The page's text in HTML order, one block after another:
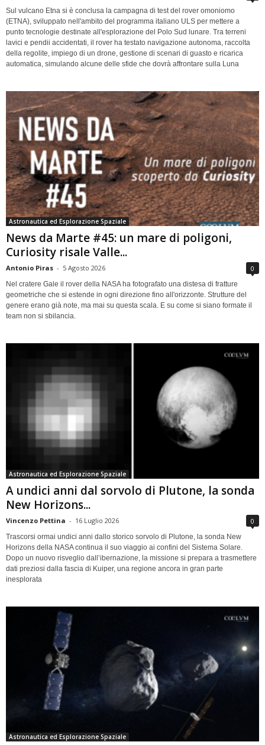
Sul vulcano Etna si è conclusa la campagna di test del rover omoniomo
(ETNA), sviluppato nell'ambito del programma italiano ULS per mettere a
punto tecnologie destinate all'esplorazione del Polo Sud lunare. Tra terreni
lavici e pendii accidentati, il rover ha testato navigazione autonoma, raccolta
della regolite, impiego di un drone, gestione di scenari di guasto e ricarica
automatica, simulando alcune delle sfide che dovrà affrontare sulla Luna
Astronautica ed Esplorazione Spaziale
News da Marte #45: un mare di poligoni,
Curiosity risale Valle...
Antonio Piras - 5 Agosto 2026 0
Nel cratere Gale il rover della NASA ha fotografato una distesa di fratture
geometriche che si estende in ogni direzione fino all'orizzonte. Strutture del
genere erano già note, ma mai su questa scala. E su come si siano formate il
team non si sbilancia.
Astronautica ed Esplorazione Spaziale
A undici anni dal sorvolo di Plutone, la sonda
New Horizons...
Vincenzo Pettina - 16 Luglio 2026 0
Trascorsi ormai undici anni dallo storico sorvolo di Plutone, la sonda New
Horizons della NASA continua il suo viaggio ai confini del Sistema Solare.
Dopo un nuovo risveglio dall’ibernazione, la missione si prepara a trasmettere
dati preziosi dalla fascia di Kuiper, una regione ancora in gran parte
inesplorata
Astronautica ed Esplorazione Spaziale